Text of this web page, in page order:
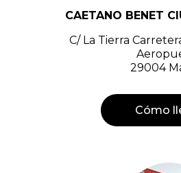
CAETANO BENET
C/ La Tierra
29004
Cómo